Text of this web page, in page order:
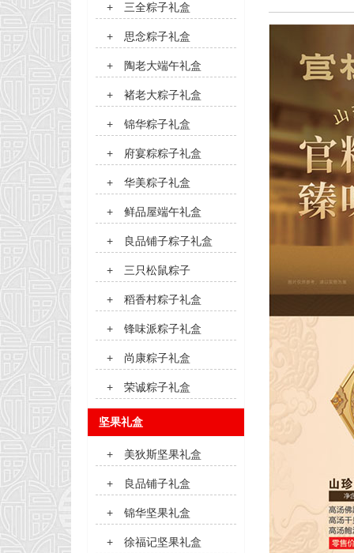
+ 三全粽子礼盒
+ 思念粽子礼盒
+ 陶老大端午礼盒
+ 褚老大粽子礼盒
+ 锦华粽子礼盒
+ 府宴粽粽子礼盒
+ 华美粽子礼盒
+ 鲜品屋端午礼盒
+ 良品铺子粽子礼盒
+ 三只松鼠粽子
+ 稻香村粽子礼盒
+ 锋味派粽子礼盒
+ 尚康粽子礼盒
+ 荣诚粽子礼盒
坚果礼盒
+ 美狄斯坚果礼盒
+ 良品铺子礼盒
+ 锦华坚果礼盒
+ 徐福记坚果礼盒